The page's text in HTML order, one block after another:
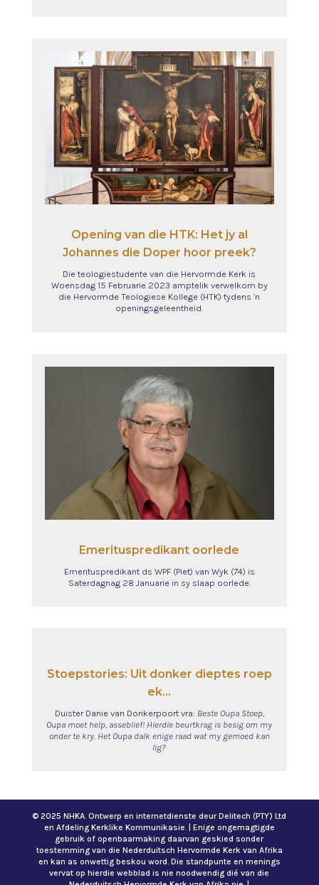
Opening van die HTK: Het jy al
Johannes die Doper hoor preek?
Die teologiestudente van die Hervormde Kerk is
Woensdag 15 Februarie 2023 amptelik verwelkom by
die Hervormde Teologiese Kollege (HTK) tydens ’n
openingsgeleentheid.
Emerituspredikant oorlede
Emerituspredikant ds WPF (Piet) van Wyk (74) is
Saterdagnag 28 Januarie in sy slaap oorlede.
Stoepstories: Uit donker dieptes roep
ek...
Duister Danie van Donkerpoort vra: Beste Oupa Stoep,
Oupa moet help, asseblief! Hierdie beurtkrag is besig om my
onder te kry. Het Oupa dalk enige raad wat my gemoed kan
lig?
© 2025 NHKA. Ontwerp en internetdienste deur Delitech (PTY) Ltd
en Afdeling Kerklike Kommunikasie. | Enige ongemagtigde
gebruik of openbaarmaking daarvan geskied sonder
toestemming van die Nederduitsch Hervormde Kerk van Afrika
en kan as onwettig beskou word. Die standpunte en menings
vervat op hierdie webblad is nie noodwendig dié van die